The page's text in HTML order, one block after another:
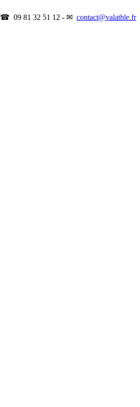
☎ 09 81 32 51 12 - ✉ contact@valathle.fr